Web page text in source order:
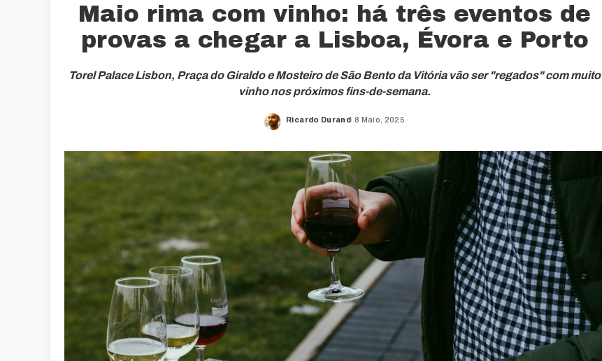
Maio rima com vinho: há três eventos de
provas a chegar a Lisboa, Évora e Porto
Torel Palace Lisbon, Praça do Giraldo e Mosteiro de São Bento da Vitória vão ser "regados" com muito
vinho nos próximos fins-de-semana.
Posted
Ricardo Durand 8 Maio, 2025